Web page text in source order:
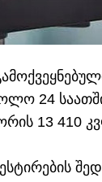
24 საათში
13 410